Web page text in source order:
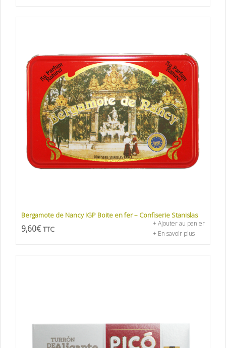
Bergamote de Nancy IGP Boite en fer – Confiserie Stanislas
9,60€ TTC
+ Ajouter au panier
+ En savoir plus